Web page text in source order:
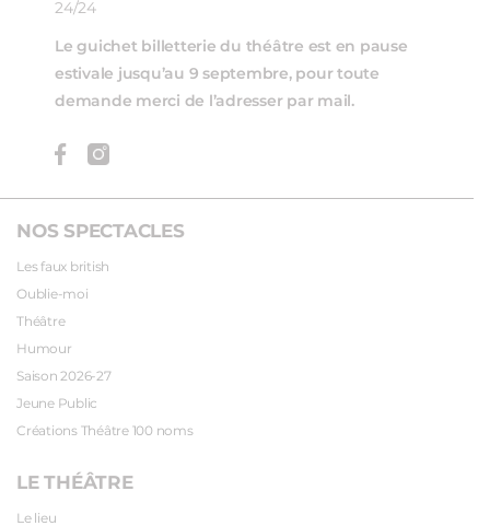
NOS SPECTACLES
Les faux british
Oublie-moi
Théâtre
Humour
Saison 2026-27
Jeune Public
Créations Théâtre 100 noms
LE THÉÂTRE
Le lieu
24/24
Le guichet billetterie du théâtre est en pause
estivale jusqu’au 9 septembre, pour toute
demande merci de l’adresser par mail.